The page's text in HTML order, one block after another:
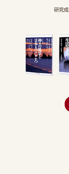
研究